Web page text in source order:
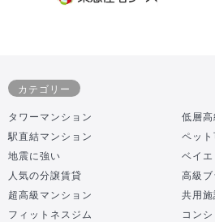
カテゴリー
タワーマンション
低層
駅直結マンション
ペット
地震に強い
ベイ
人気の分譲賃貸
高級
超高級マンション
共用
フィットネスジム
コン